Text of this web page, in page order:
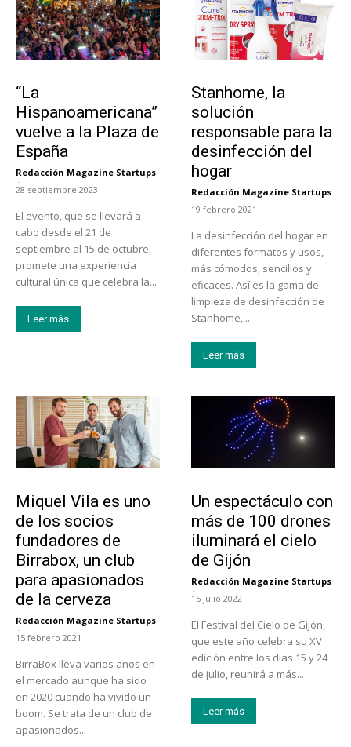
“La
Hispanoamericana”
vuelve a la Plaza de
España
Redacción Magazine Startups
-
28 septiembre 2023
El evento, que se llevará a
cabo desde el 21 de
septiembre al 15 de octubre,
promete una experiencia
cultural única que celebra la...
Leer más
Stanhome, la
solución
responsable para la
desinfección del
hogar
Redacción Magazine Startups
-
19 febrero 2021
La desinfección del hogar en
diferentes formatos y usos,
más cómodos, sencillos y
eficaces. Así es la gama de
limpieza de desinfección de
Stanhome,...
Leer más
Miquel Vila es uno
de los socios
fundadores de
Birrabox, un club
para apasionados
de la cerveza
Redacción Magazine Startups
-
15 febrero 2021
BirraBox lleva varios años en
el mercado aunque ha sido
en 2020 cuando ha vivido un
boom. Se trata de un club de
apasionados...
Un espectáculo con
más de 100 drones
iluminará el cielo
de Gijón
Redacción Magazine Startups
-
15 julio 2022
El Festival del Cielo de Gijón,
que este año celebra su XV
edición entre los días 15 y 24
de julio, reunirá a más...
Leer más